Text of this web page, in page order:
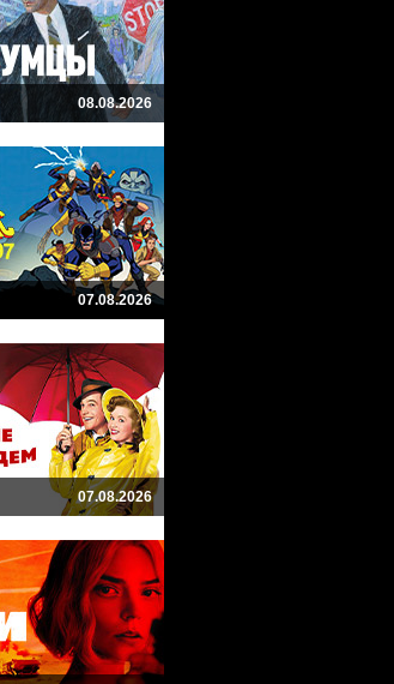
08.08.2026
07.08.2026
07.08.2026